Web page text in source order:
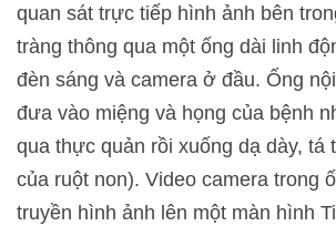
quan sát trực tiếp hình ảnh bên
tràng thông qua một ống dài linh
đèn sáng và camera ở đầu. Ống
đưa vào miệng và họng của bệnh
qua thực quản rồi xuống dạ dày, tá
của ruột non). Video camera trong
truyền hình ảnh lên một màn hình